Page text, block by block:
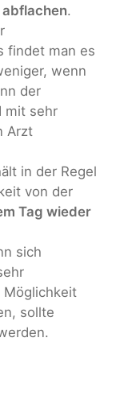
.
findet man es
wenn
der
mit sehr
Arzt
in der Regel
von der
Tag wieder
sich
Möglichkeit
sollte